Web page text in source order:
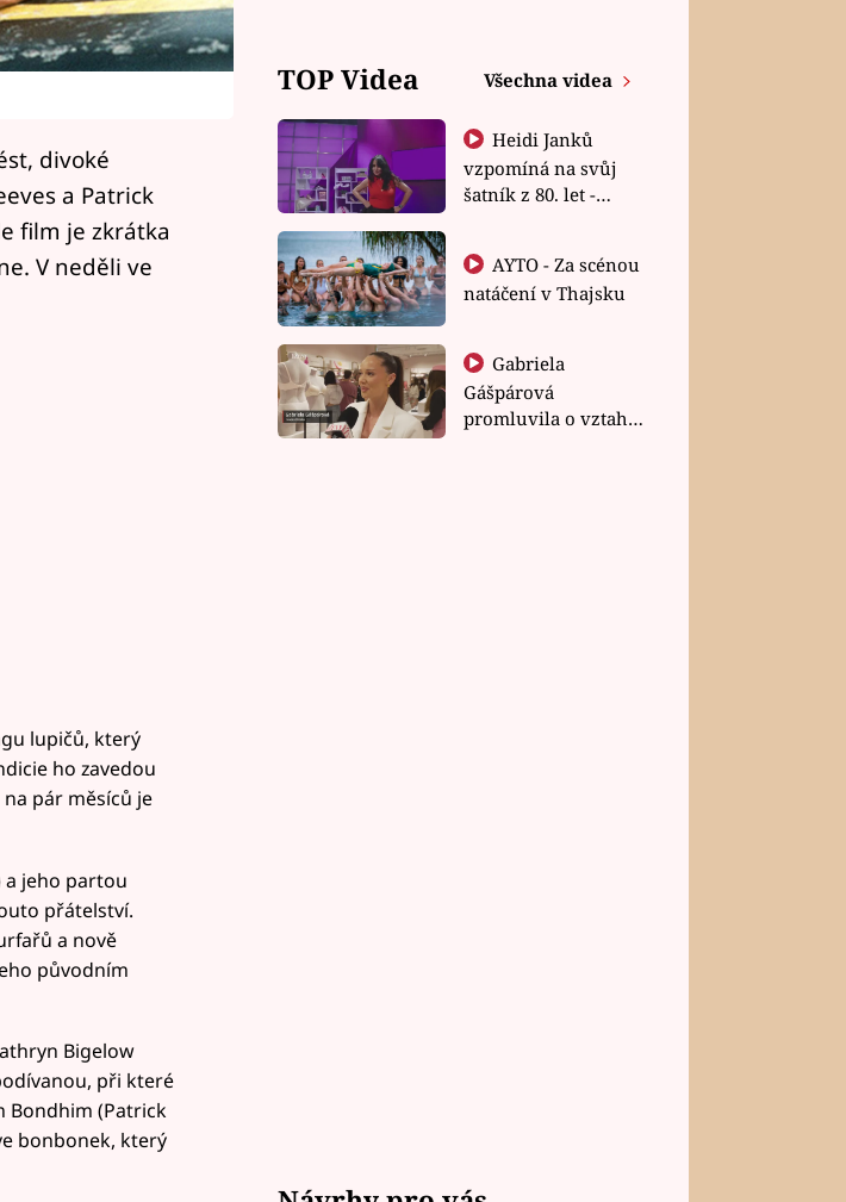
divoké
a Patrick
film je zkrátka
V neděli ve
lupičů, který
ho zavedou
pár měsíců je
a jeho partou
přátelství.
a nově
původním
Bigelow
při které
Bondhim (Patrick
bonbonek, který
TOP Videa Všechna videa
Heidi Janků
vzpomíná na svůj
šatník z 80. let -
natáčení v Thajsku
Gabriela
Gášpárová
promluvila o vztahu